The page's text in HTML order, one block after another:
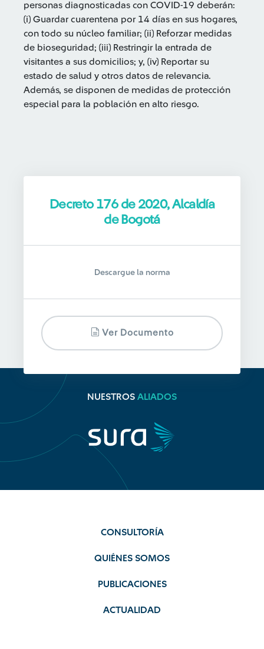
personas diagnosticadas con COVID-19 deberán:
(i) Guardar cuarentena por 14 días en sus hogares,
con todo su núcleo familiar; (ii) Reforzar medidas
de bioseguridad; (iii) Restringir la entrada de
visitantes a sus domicilios; y, (iv) Reportar su
estado de salud y otros datos de relevancia.
Además, se disponen de medidas de protección
especial para la población en alto riesgo.
Decreto 176 de 2020, Alcaldía
de Bogotá
Descargue la norma
Ver Documento
NUESTROS ALIADOS
CONSULTORÍA
QUIÉNES SOMOS
PUBLICACIONES
ACTUALIDAD